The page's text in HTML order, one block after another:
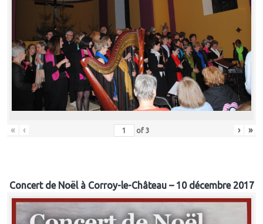
« ‹ of 3 › »
Concert de Noël à Corroy-le-Château – 10 décembre 2017